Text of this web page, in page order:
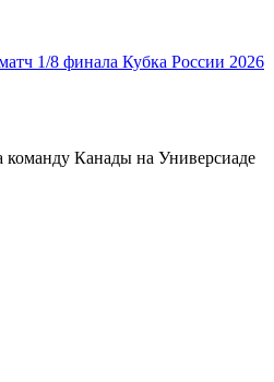
1/8 финала Кубка России 2026
команду Канады на Универсиаде